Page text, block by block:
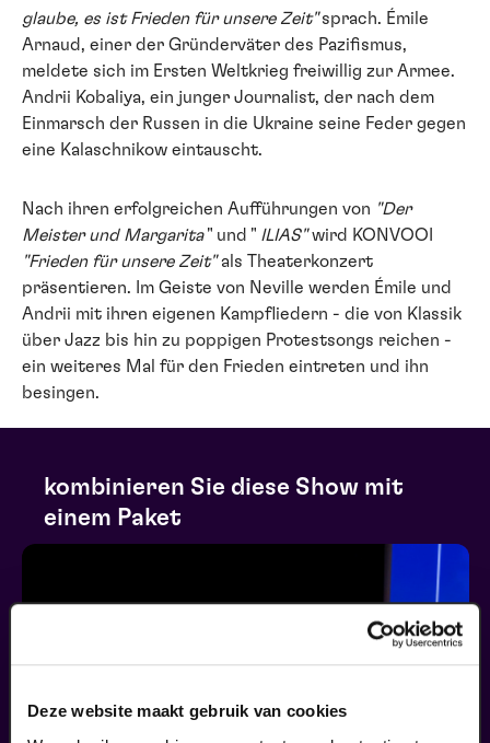
Deze website maakt gebruik van cookies
glaube, es ist Frieden für unsere Zeit"sprach. Émile
Arnaud, einer der Gründerväter des Pazifismus,
meldete sich im Ersten Weltkrieg freiwillig zur Armee.
Andrii Kobaliya, ein junger Journalist, der nach dem
Einmarsch der Russen in die Ukraine seine Feder gegen
eine Kalaschnikow eintauscht.
Nach ihren erfolgreichen Aufführungen von "Der
Meister und Margarita" und " ILIAS"wird KONVOOI
"Frieden für unsere Zeit"als Theaterkonzert
präsentieren.
Im Geiste von Neville werden Émile und
Andrii mit ihren eigenen Kampfliedern - die von Klassik
über Jazz bis hin zu poppigen Protestsongs reichen -
ein weiteres Mal für den Frieden eintreten und ihn
besingen.
kombinieren Sie diese Show mit
einem Paket